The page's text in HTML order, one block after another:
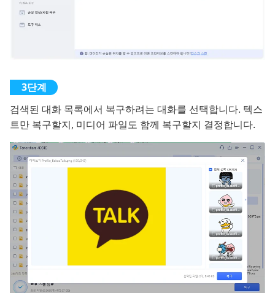
검색된 대화 목록에서 복구하려는 대화를 선택합니다. 텍스
트만 복구할지, 미디어 파일도 함께 복구할지 결정합니다.